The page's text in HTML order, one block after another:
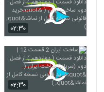
۰۲:۳۰
۰۲:۳۰